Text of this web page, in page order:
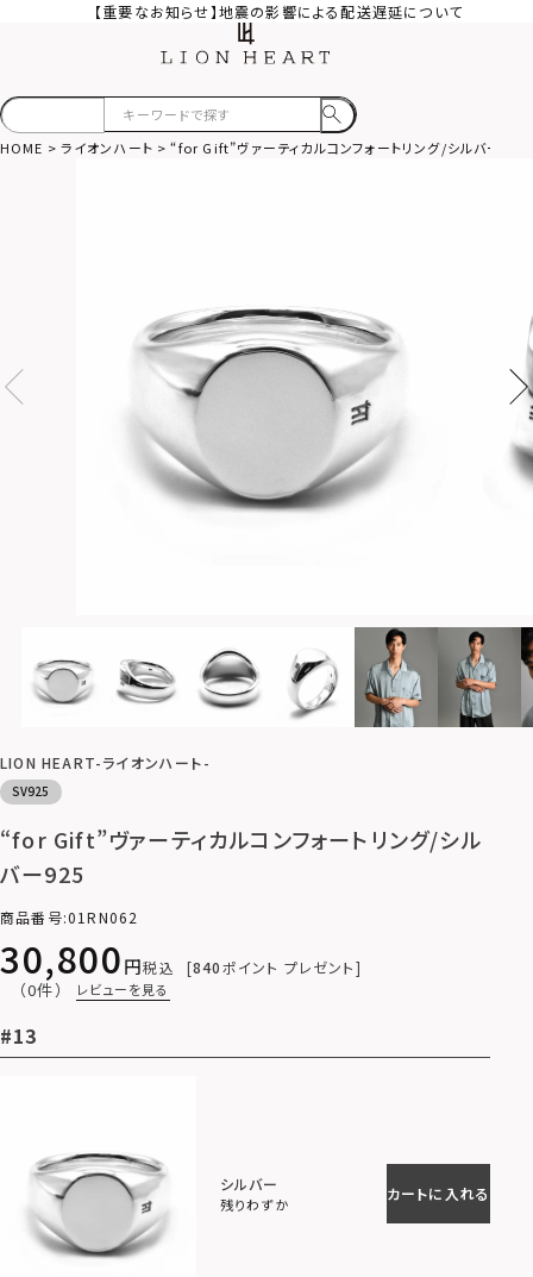
【重要なお知らせ】地震の影響による配送遅延について
HOME ライオンハート “for Gift”ヴァーティカルコンフォートリング/シルバー925
LION HEART-ライオンハート-
SV925
“for Gift”ヴァーティカルコンフォートリング/シル
バー925
商品番号 01RN062
30,800 税込 840ポイント プレゼント
（0件） レビューを見る
#13
シルバー
残りわずか
カートに入れる